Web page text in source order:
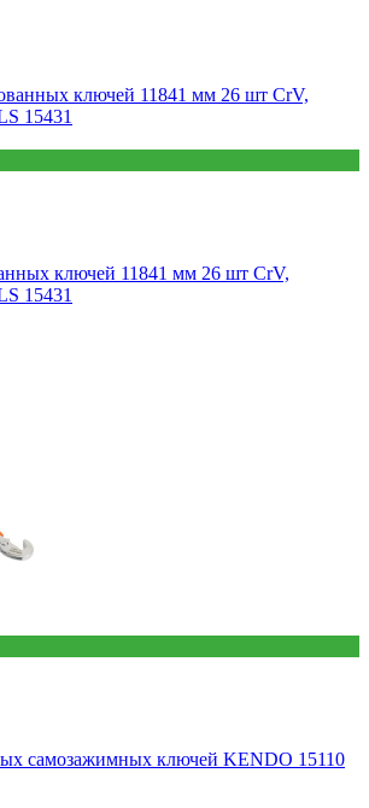
ключей 11841 мм 26 шт CrV,
15431
самозажимных ключей KENDO 15110